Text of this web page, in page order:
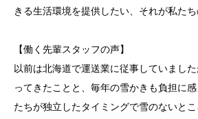
きる生活環境を提供したい、それが私たち
【働く先輩スタッフの声】
以前は北海道で運送業に従事していまし
ってきたことと、毎年の雪かきも負担に
たちが独立したタイミングで雪のないと